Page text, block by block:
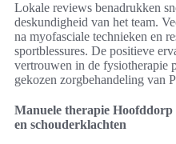
Lokale reviews benadrukken
deskundigheid van het team.
na myofasciale technieken en
sportblessures. De positieve
vertrouwen in de fysiotherapie
gekozen zorgbehandeling van
Manuele therapie
en schouderklachten